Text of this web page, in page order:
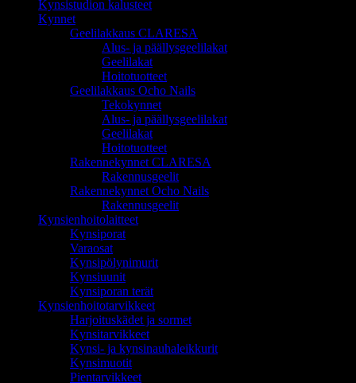
Kynsistudion kalusteet
Kynnet
Geelilakkaus CLARESA
Alus- ja päällysgeelilakat
Geelilakat
Hoitotuotteet
Geelilakkaus Ocho Nails
Tekokynnet
Alus- ja päällysgeelilakat
Geelilakat
Hoitotuotteet
Rakennekynnet CLARESA
Rakennusgeelit
Rakennekynnet Ocho Nails
Rakennusgeelit
Kynsienhoitolaitteet
Kynsiporat
Varaosat
Kynsipölynimurit
Kynsiuunit
Kynsiporan terät
Kynsienhoitotarvikkeet
Harjoituskädet ja sormet
Kynsitarvikkeet
Kynsi- ja kynsinauhaleikkurit
Kynsimuotit
Pientarvikkeet